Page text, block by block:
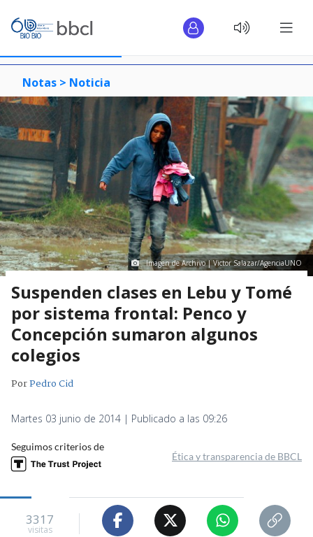
Notas > Noticia
Imagen de Archivo | Victor Salazar/AgenciaUNO
Suspenden clases en Lebu y Tomé
por sistema frontal: Penco y
Concepción sumaron algunos
colegios
PorPedro Cid
Martes 03 junio de 2014 | Publicado a las 09:26
Seguimos criterios de
Ética y transparencia de BBCL
3317
visitas